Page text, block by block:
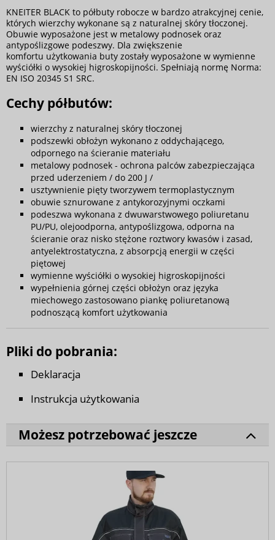
KNEITER BLACK to półbuty robocze w bardzo atrakcyjnej cenie,
których wierzchy wykonane są z naturalnej skóry tłoczonej.
Obuwie wyposażone jest w metalowy podnosek oraz
antypoślizgowe podeszwy. Dla zwiększenie
komfortu użytkowania buty zostały wyposażone w wymienne
wyściółki o wysokiej higroskopijności. Spełniają normę Norma:
EN ISO 20345 S1 SRC.
Cechy półbutów:
wierzchy z naturalnej skóry tłoczonej
podszewki obłożyn wykonano z oddychającego,
odpornego na ścieranie materiału
metalowy podnosek - ochrona palców zabezpieczająca
przed uderzeniem / do 200 J /
usztywnienie pięty tworzywem termoplastycznym
obuwie sznurowane z antykorozyjnymi oczkami
podeszwa wykonana z dwuwarstwowego poliuretanu
PU/PU, olejoodporna, antypoślizgowa, odporna na
ścieranie oraz nisko stężone roztwory kwasów i zasad,
antyelektrostatyczna, z absorpcją energii w części
piętowej
wymienne wyściółki o wysokiej higroskopijności
wypełnienia górnej części obłożyn oraz języka
miechowego zastosowano piankę poliuretanową
podnoszącą komfort użytkowania
Pliki do pobrania:
Deklaracja
Instrukcja użytkowania
Możesz potrzebować jeszcze